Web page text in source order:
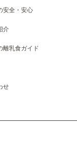
安全・安心
介
離乳食ガイド
せ